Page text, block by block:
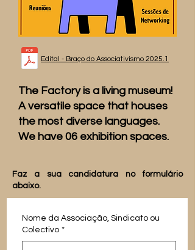
Edital - Braço do Associativismo 2025.1
The Factory is a living museum!
A versatile space that houses
the most diverse languages.
We have 06 exhibition spaces.
Faz a sua candidatura no formulário
abaixo.
Nome da Associação, Sindicato ou
Colectivo *